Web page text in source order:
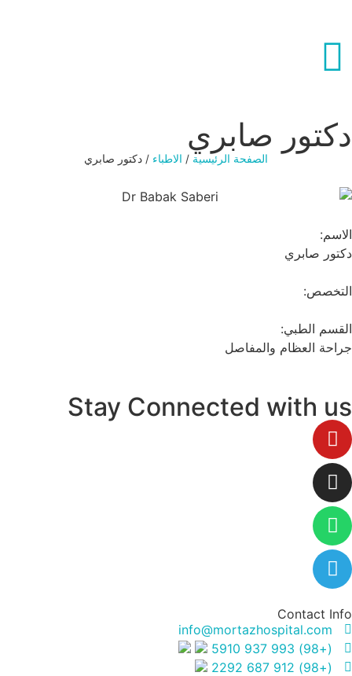
صابري
الصفحة الرئيسية/الاطباء/دکتور صابري
صابري
الطبي:
العظام والمفاصل
Stay Connected with
Contact
info@mortazhospital.com
(+98) 993 937 5910
(+98) 912 687 2292